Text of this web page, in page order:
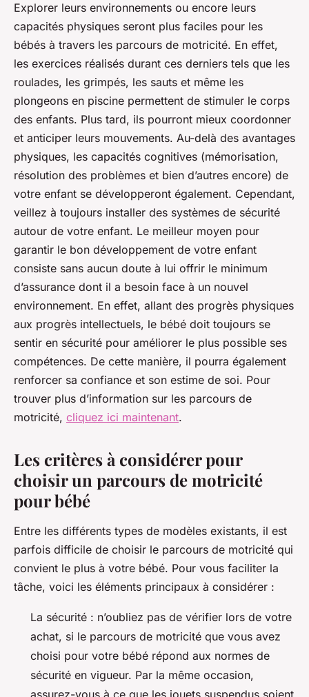
Explorer leurs environnements ou encore leurs
capacités physiques seront plus faciles pour les
bébés à travers les parcours de motricité. En effet,
les exercices réalisés durant ces derniers tels que les
roulades, les grimpés, les sauts et même les
plongeons en piscine permettent de stimuler le corps
des enfants. Plus tard, ils pourront mieux coordonner
et anticiper leurs mouvements. Au-delà des avantages
physiques, les capacités cognitives (mémorisation,
résolution des problèmes et bien d’autres encore) de
votre enfant se développeront également. Cependant,
veillez à toujours installer des systèmes de sécurité
autour de votre enfant. Le meilleur moyen pour
garantir le bon développement de votre enfant
consiste sans aucun doute à lui offrir le minimum
d’assurance dont il a besoin face à un nouvel
environnement. En effet, allant des progrès physiques
aux progrès intellectuels, le bébé doit toujours se
sentir en sécurité pour améliorer le plus possible ses
compétences. De cette manière, il pourra également
renforcer sa confiance et son estime de soi. Pour
trouver plus d’information sur les parcours de
motricité, cliquez ici maintenant.
Les critères à considérer pour
choisir un parcours de motricité
pour bébé
Entre les différents types de modèles existants, il est
parfois difficile de choisir le parcours de motricité qui
convient le plus à votre bébé. Pour vous faciliter la
tâche, voici les éléments principaux à considérer :
La sécurité : n’oubliez pas de vérifier lors de votre
achat, si le parcours de motricité que vous avez
choisi pour votre bébé répond aux normes de
sécurité en vigueur. Par la même occasion,